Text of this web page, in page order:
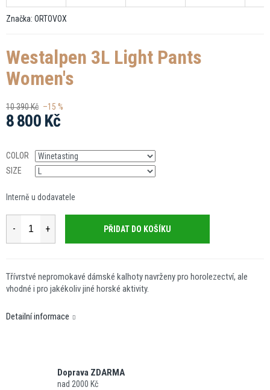
Značka: ORTOVOX
Westalpen 3L Light Pants
Women's
10 390 Kč –15 %
8 800 Kč
cena:
COLOR
SIZE
Interně u dodavatele
PŘIDAT DO KOŠÍKU
Třívrstvé nepromokavé dámské kalhoty navrženy pro horolezectví, ale
vhodné i pro jakékoliv jiné horské aktivity.
Detailní informace
Doprava ZDARMA
nad 2000 Kč